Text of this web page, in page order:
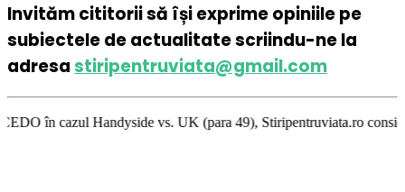
Invităm cititorii să își exprime opiniile pe
subiectele de actualitate scriindu-ne la
adresastiripentruviata@gmail.com
vs. UK (para 49), Stiripentruviata.ro consideră că